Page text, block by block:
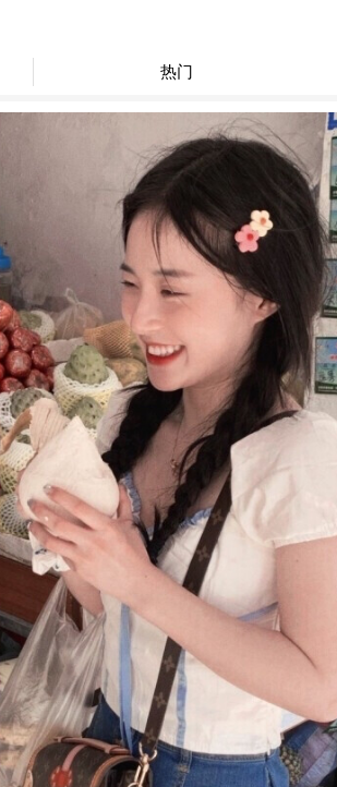
热门